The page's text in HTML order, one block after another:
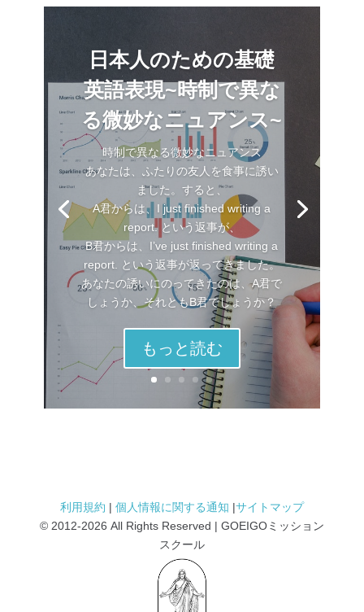
日本人のための基礎
英語表現~時制で異な
る微妙なニュアンス~
時制で異なる微妙なニュアンス
あなたは、ふたりの友人を食事に誘い
ました。すると、
A君からは、I just finished writing a
report. という返事が、
B君からは、I’ve just finished writing a
report. という返事が返ってきました。
あなたの誘いにのってきたのは、A君で
しょうか、それともB君でしょうか？
もっと読む
利用規約 | 個人情報に関する通知 |サイトマップ
© 2012-2026 All Rights Reserved | GOEIGOミッション
スクール